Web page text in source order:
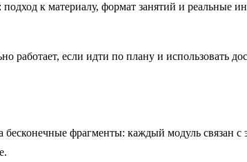
к материалу, формат занятий и
работает, если идти по плану и использовать
бесконечные фрагменты: каждый модуль